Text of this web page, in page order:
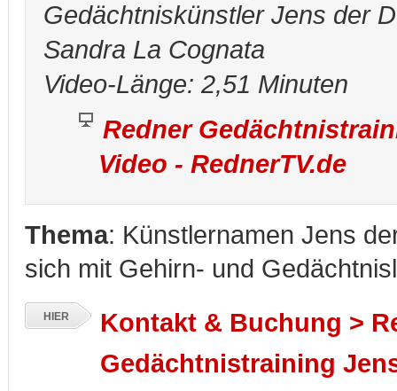
Gedächtniskünstler Jens der
Sandra La Cognata
Video-Länge: 2,51 Minuten
Redner
Video - RednerTV.de
Thema: Künstlernamen Jens
sich mit Gehirn- und
HIER
Kontakt & Buchung >
Gedächtnistraining